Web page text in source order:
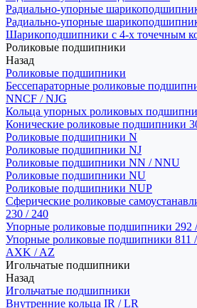
Радиально-упорные
Радиально-упорные
Шарикоподшипники с 4-х точечным
Роликовые подшипники
Назад
Роликовые подшипники
Бессепараторные роликовые
NNCF / NJG
Кольца упорных роликовых
Конические роликовые подшипники
Роликовые подшипники N
Роликовые подшипники NJ
Роликовые подшипники NN / NNU
Роликовые подшипники NU
Роликовые подшипники NUP
Сферические роликовые
230 / 240
Упорные роликовые подшипники 292
Упорные роликовые подшипники 811
AXK / AZ
Игольчатые подшипники
Назад
Игольчатые подшипники
Внутренние кольца IR / LR